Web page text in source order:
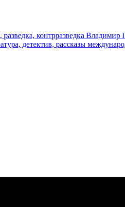
контрразведка Владимир
детектив, рассказы